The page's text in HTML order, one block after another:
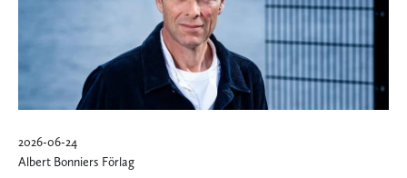
2026-06-24
Albert Bonniers Förlag